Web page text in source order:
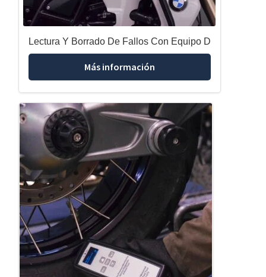
Lectura Y Borrado De Fallos Con Equipo D
Más información